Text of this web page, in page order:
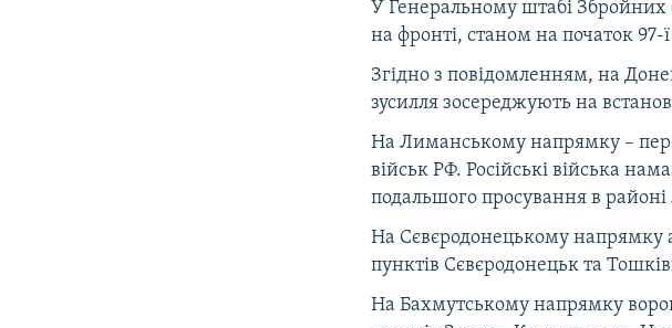
У Генеральному штабі Збройних
на фронті, станом на початок
Згідно з повідомленням, на
зусилля зосереджують на
На Лиманському напрямку –
військ РФ. Російські війська
подальшого просування в
На Сєвєродонецькому напрямку
пунктів Сєвєродонецьк та
На Бахмутському напрямку